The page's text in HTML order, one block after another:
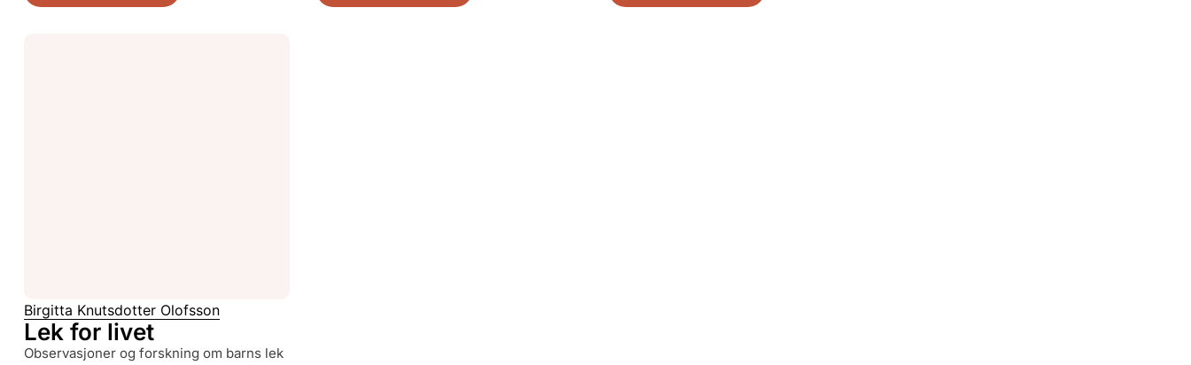
Birgitta Knutsdotter Olofsson
Lek for livet
observasjoner og forskning om barns lek